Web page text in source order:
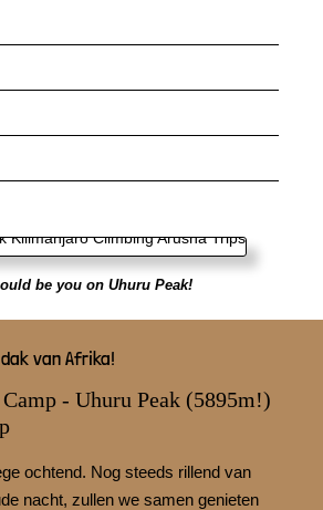
be you on Uhuru Peak!
van Afrika!
- Uhuru Peak (5895m!)
ochtend. Nog steeds rillend van
nacht, zullen we samen genieten